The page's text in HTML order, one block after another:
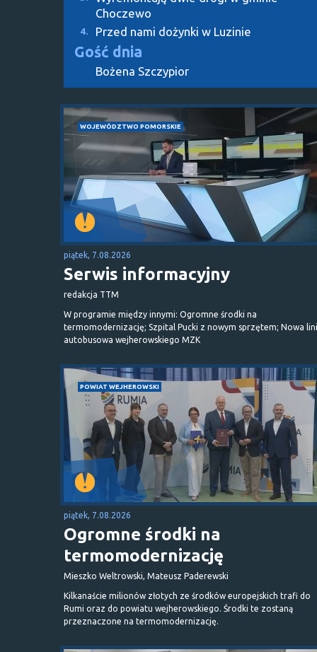
Choczewo
4. Przed nami dożynki w Luzinie
Gość dnia
Bożena Szczypior
WOJEWÓDZTWO POMORSKIE
piątek, 7.08.2026
Serwis informacyjny
redakcja TTM
W programie między innymi: Ogromne środki na
termomodernizację; Szpital Pucki z nowym sprzętem; Nowa
autobusowa wejherowskiego MZK
POWIAT WEJHEROWSKI
piątek, 7.08.2026
Ogromne środki na
termomodernizację
Mieszko Weltrowski, Mateusz Paderewski
Kilkanaście milionów złotych ze środków europejskich trafi do
Rumi oraz do powiatu wejherowskiego. Środki te zostaną
przeznaczone na termomodernizację.